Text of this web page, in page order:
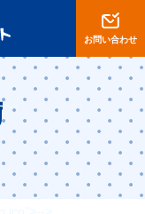
お問い合わせ
width, initial-scale=1,
ジ制作・ECサイト
>